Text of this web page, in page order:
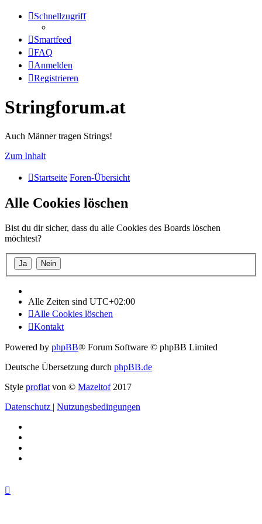
Schnellzugriff
Smartfeed
FAQ
Anmelden
Registrieren
Stringforum.at
Auch Männer tragen Strings!
Zum Inhalt
Startseite Foren-Übersicht
Alle Cookies löschen
Bist du dir sicher, dass du alle Cookies des Boards löschen
möchtest?
Alle Zeiten sind UTC+02:00
Alle Cookies löschen
Kontakt
Powered by phpBB® Forum Software © phpBB Limited
Deutsche Übersetzung durch phpBB.de
Style proflat von © Mazeltof2017
Datenschutz | Nutzungsbedingungen